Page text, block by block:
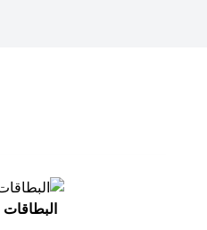
البطاقات